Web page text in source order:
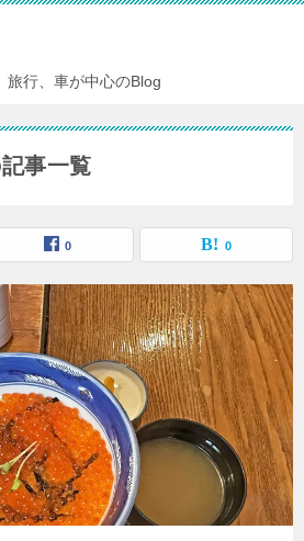
旅行、車が中心のBlog
記事一覧
0 0